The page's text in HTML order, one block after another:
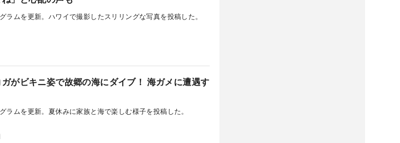
ラムを更新。ハワイで撮影したスリリングな写真を投稿した。
がビキニ姿で故郷の海にダイブ！ 海ガメに遭遇す
ラムを更新。夏休みに家族と海で楽しむ様子を投稿した。